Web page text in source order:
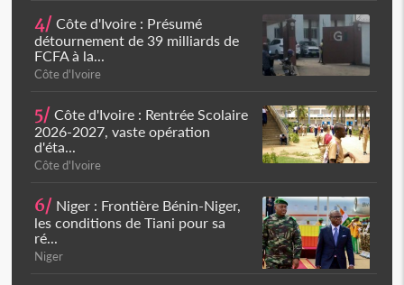
4/ Côte d'Ivoire : Présumé
détournement de 39 milliards de
FCFA à la...
Côte d'Ivoire
5/ Côte d'Ivoire : Rentrée Scolaire
2026-2027, vaste opération
d'éta...
Côte d'Ivoire
6/ Niger : Frontière Bénin-Niger,
les conditions de Tiani pour sa
ré...
Niger